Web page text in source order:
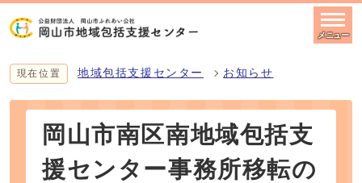
メニュー
現在位置 地域包括支援センター お知らせ
岡山市南区南地域包括支
援センター事務所移転の